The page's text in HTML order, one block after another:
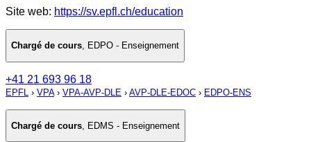
Site web: https://sv.epfl.ch/education
Chargé de cours, EDPO - Enseignement
+41 21 693 96 18
EPFL › VPA› VPA-AVP-DLE › AVP-DLE-EDOC › EDPO-ENS
Chargé de cours, EDMS - Enseignement